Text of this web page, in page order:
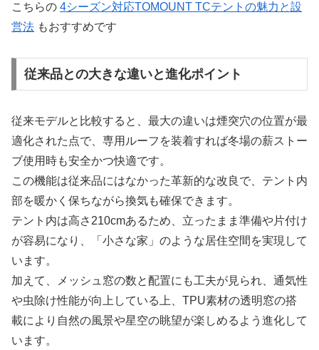
こちらの 4シーズン対応TOMOUNT TCテントの魅力と設
営法 もおすすめです
従来品との大きな違いと進化ポイント
従来モデルと比較すると、最大の違いは煙突穴の位置が最
適化された点で、専用ルーフを装着すれば冬場の薪ストー
ブ使用時も安全かつ快適です。
この機能は従来品にはなかった革新的な改良で、テント内
部を暖かく保ちながら換気も確保できます。
テント内は高さ210cmあるため、立ったまま準備や片付け
が容易になり、「小さな家」のような居住空間を実現して
います。
加えて、メッシュ窓の数と配置にも工夫が見られ、通気性
や虫除け性能が向上している上、TPU素材の透明窓の搭
載により自然の風景や星空の眺望が楽しめるよう進化して
います。